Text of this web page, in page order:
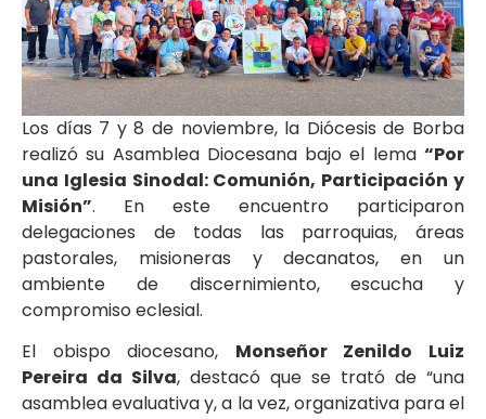
Los días 7 y 8 de noviembre, la Diócesis de Borba
realizó su Asamblea Diocesana bajo el lema “Por
una Iglesia Sinodal: Comunión, Participación y
Misión”. En este encuentro participaron
delegaciones de todas las parroquias, áreas
pastorales, misioneras y decanatos, en un
ambiente de discernimiento, escucha y
compromiso eclesial.
El obispo diocesano, Monseñor Zenildo Luiz
Pereira da Silva, destacó que se trató de “una
asamblea evaluativa y, a la vez, organizativa para el